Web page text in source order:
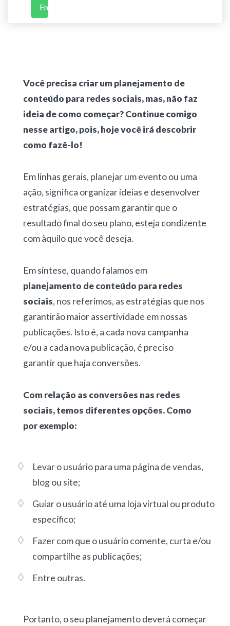
Enviar
Você precisa criar um planejamento de
conteúdo para redes sociais, mas, não faz
ideia de como começar? Continue comigo
nesse artigo, pois, hoje você irá descobrir
como fazê-lo!
Em linhas gerais, planejar um evento ou uma
ação, significa organizar ideias e desenvolver
estratégias, que possam garantir que o
resultado final do seu plano, esteja condizente
com àquilo que você deseja.
Em síntese, quando falamos em
planejamento de conteúdo para redes
sociais, nos referimos, as estratégias que nos
garantirão maior assertividade em nossas
publicações. Isto é, a cada nova campanha
e/ou a cada nova publicação, é preciso
garantir que haja conversões.
Com relação as conversões nas redes
sociais, temos diferentes opções. Como
por exemplo:
Levar o usuário para uma página de vendas,
blog ou site;
Guiar o usuário até uma loja virtual ou produto
específico;
Fazer com que o usuário comente, curta e/ou
compartilhe as publicações;
Entre outras.
Portanto, o seu planejamento deverá começar